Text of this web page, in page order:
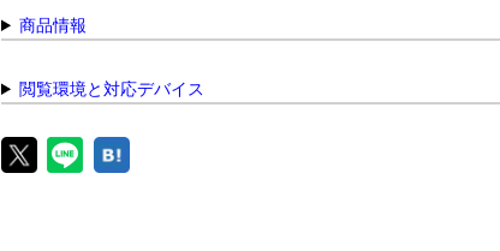
商品情報
閲覧環境と対応デバイス